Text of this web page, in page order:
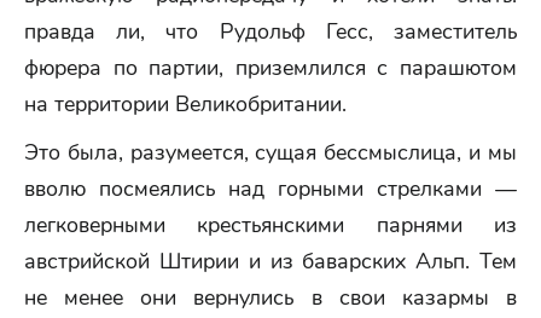
правда ли, что Рудольф Гесс, заместитель
фюрера по партии, приземлился с парашютом
на территории Великобритании.
Это была, разумеется, сущая бессмыслица, и мы
вволю посмеялись над горными стрелками —
легковерными крестьянскими парнями из
австрийской Штирии и из баварских Альп. Тем
не менее они вернулись в свои казармы в